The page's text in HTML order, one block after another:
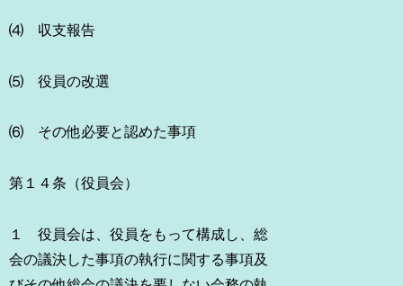
⑷ 収支報告
⑸ 役員の改選
⑹ その他必要と認めた事項
第１４条（役員会）
１ 役員会は、役員をもって構成し、総
会の議決した事項の執行に関する事項及